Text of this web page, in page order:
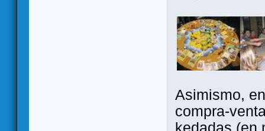
Asimismo,
compra-
kedadas (en